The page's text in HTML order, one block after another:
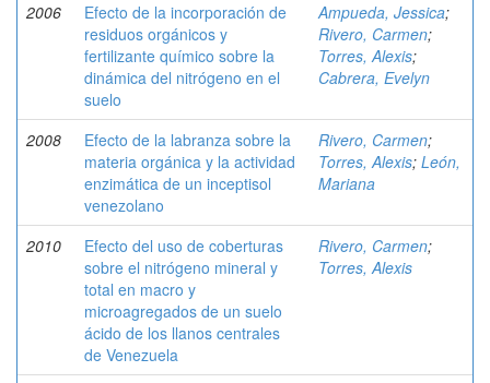
2006
Efecto de la incorporación de
residuos orgánicos y
fertilizante químico sobre la
dinámica del nitrógeno en el
suelo
Ampueda, Jessica;
Rivero, Carmen;
Torres, Alexis;
Cabrera, Evelyn
2008
Efecto de la labranza sobre la
materia orgánica y la actividad
enzimática de un inceptisol
venezolano
Rivero, Carmen;
Torres, Alexis; León,
Mariana
2010
Efecto del uso de coberturas
sobre el nitrógeno mineral y
total en macro y
microagregados de un suelo
ácido de los llanos centrales
de Venezuela
Rivero, Carmen;
Torres, Alexis